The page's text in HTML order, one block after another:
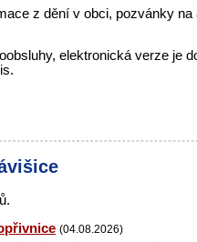
z dění v obci, pozvánky
elektronická verze je
(04.08.2026)